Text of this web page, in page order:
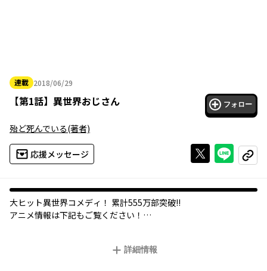
連載 2018/06/29
2018年06月29日
【第1話】 異世界おじさん フォロー
殆ど死んでいる(著者)
応援メッセージ Xで投稿する
ライン
コピー
大ヒット異世界コメディ！ 累計555万部突破!!
アニメ情報は下記もご覧ください！
17年間の昏睡状態から目覚めたおじさんは、異世界「グランバハ
詳細情報